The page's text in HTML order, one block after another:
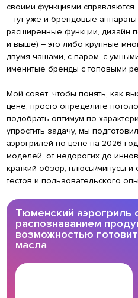
своими функциями
– тут уже и брендовые аппараты
расширенные функции, дизайн
и выше) – это либо крупные
двумя чашами, с паром, с
именитые бренды с топовыми
Мой совет: чтобы понять, как
цене, просто определите
подобрать оптимум по
упростить задачу, мы
аэрогрилей по цене на 2026
моделей, от недорогих до
краткий обзор, плюсы/минусы и
тестов и пользовательского
Тюменский аэрогриль
распознаванием
возможностью
масла